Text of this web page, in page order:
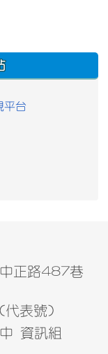
平台
正路487巷
表號)
資訊組